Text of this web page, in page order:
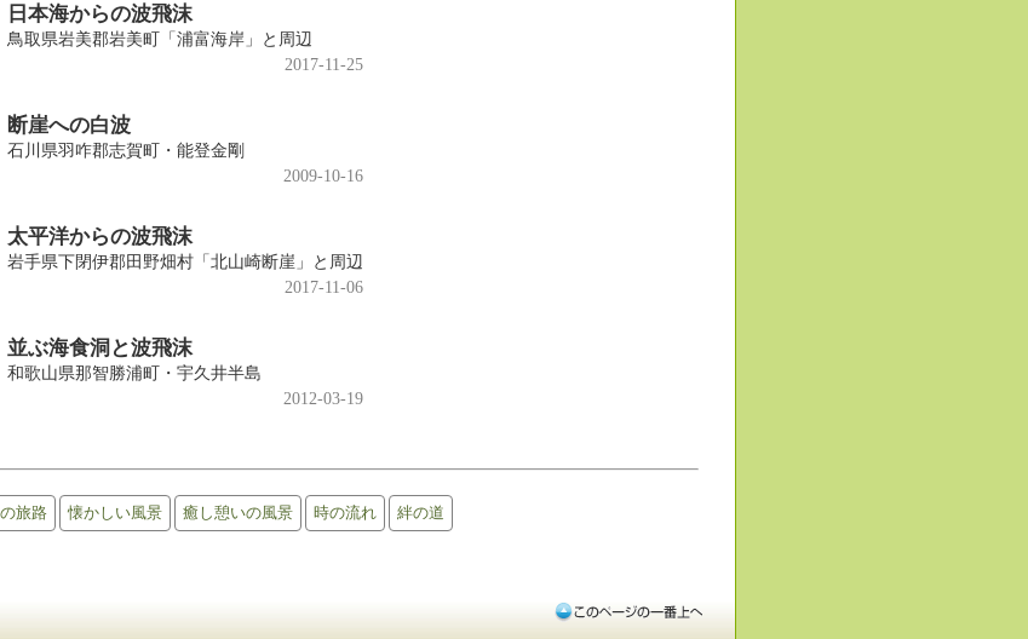
日本海からの波飛沫
鳥取県岩美郡岩美町「浦富海岸」と周辺
2017-11-25
断崖への白波
石川県羽咋郡志賀町・能登金剛
2009-10-16
太平洋からの波飛沫
岩手県下閉伊郡田野畑村「北山崎断崖」と周辺
2017-11-06
並ぶ海食洞と波飛沫
和歌山県那智勝浦町・宇久井半島
2012-03-19
旅路 懐かしい風景 癒し憩いの風景 時の流れ 絆の道